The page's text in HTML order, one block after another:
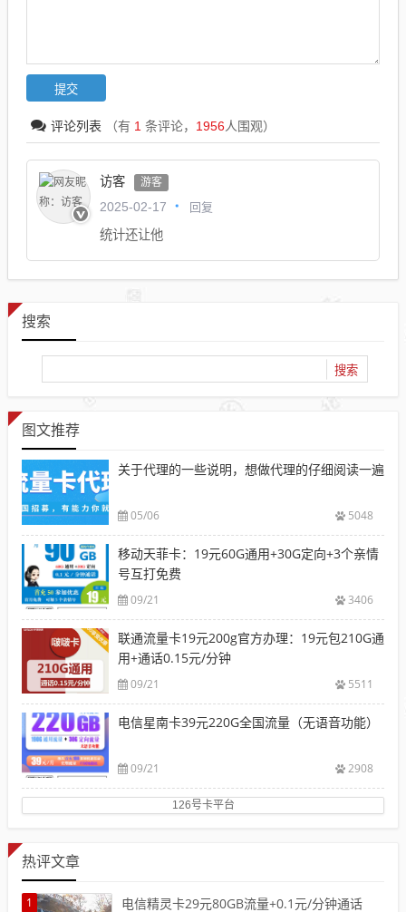
评论列表 （有 1 条评论， 1956人围观）
访客 游客
2025-02-17 回复
统计还让他
搜索
图文推荐
关于代理的一些说明，想做代理的仔细阅读一遍
05/06 5048
移动天菲卡：19元60G通用+30G定向+3个亲情
号互打免费
09/21 3406
联通流量卡19元200g官方办理：19元包210G通
用+通话0.15元/分钟
09/21 5511
电信星南卡39元220G全国流量（无语音功能）
09/21 2908
126号卡平台
热评文章
1 电信精灵卡29元80GB流量+0.1元/分钟通话